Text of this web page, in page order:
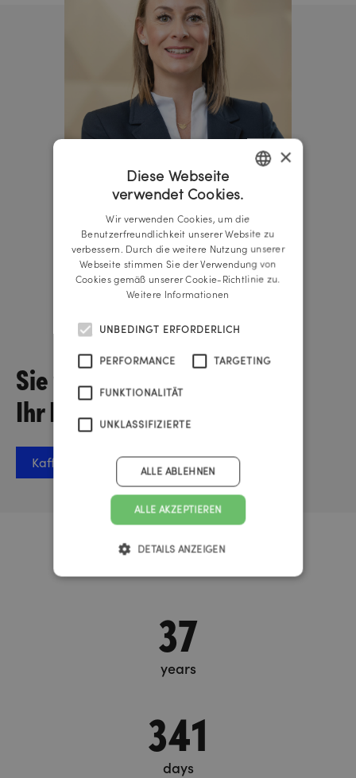
Sie wollen über
Ihr Projekt sprechen?
Kaffee-Termin vereinbaren
Managing Director
Urknall Timer
37
years
341
days
GERMAN
×
Diese Webseite
verwendet Cookies.
Wir verwenden Cookies, um die
Benutzerfreundlichkeit unserer Website zu
verbessern. Durch die weitere Nutzung unserer
Webseite stimmen Sie der Verwendung von
Cookies gemäß unserer Cookie-Richtlinie zu.
Weitere Informationen
UNBEDINGT ERFORDERLICH
PERFORMANCE TARGETING
FUNKTIONALITÄT
UNKLASSIFIZIERTE
ALLE AKZEPTIEREN
ALLE ABLEHNEN
DETAILS ANZEIGEN